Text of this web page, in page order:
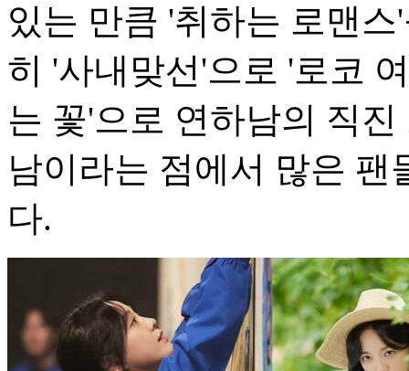
있는 만큼 '취하는 로맨
히 '사내맞선'으로 '로코
는 꽃'으로 연하남의 직
남이라는 점에서 많은
다.